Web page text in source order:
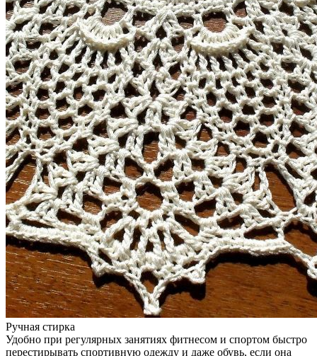
Ручная стирка
Удобно при регулярных занятиях фитнесом и спортом быстро
перестирывать спортивную одежду и даже обувь, если она